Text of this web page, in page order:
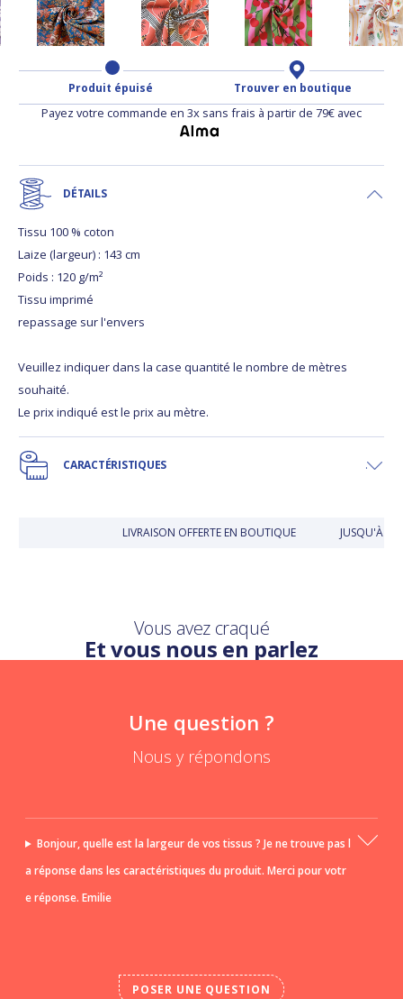
Produit épuisé Trouver en boutique
Payez votre commande en 3x sans frais à partir de 79€ avec
DÉTAILS
Tissu 100 % coton
Laize (largeur) : 143 cm
Poids : 120 g/m²
Tissu imprimé
repassage sur l'envers
Veuillez indiquer dans la case quantité le nombre de mètres
souhaité.
Le prix indiqué est le prix au mètre.
CARACTÉRISTIQUES
LIVRAISON OFFERTE EN BOUTIQUE JUSQU'À
Vous avez craqué
Et vous nous en parlez
Une question ?
Nous y répondons
Bonjour, quelle est la largeur de vos tissus ? Je ne trouve pas l
a réponse dans les caractéristiques du produit. Merci pour votr
e réponse. Emilie
POSER UNE QUESTION